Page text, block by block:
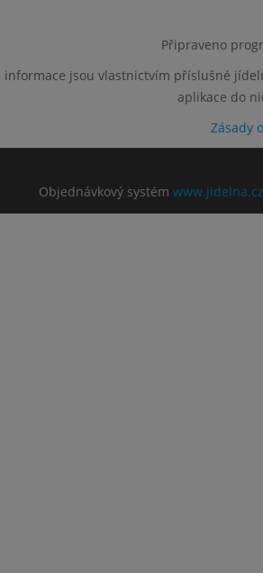
Připraveno
informace jsou vlastnictvím příslušné
aplikace do
Zásady
Objednávkový systém www.jidelna.cz